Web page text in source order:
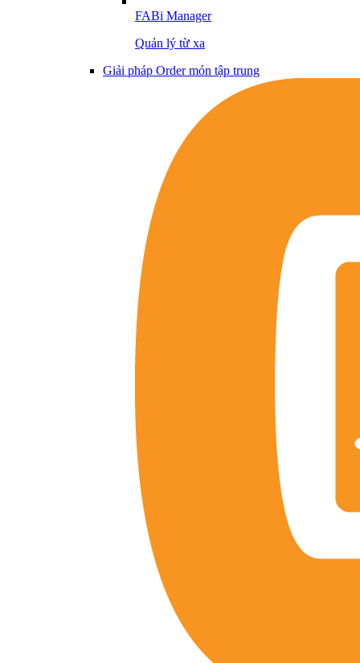
FABi Manager
Quản lý từ xa
Giải pháp Order món tập trung